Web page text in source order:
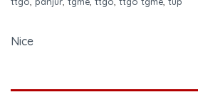
Nice